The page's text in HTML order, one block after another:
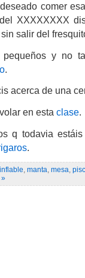
comer
XXXXXXXX
salir del
pequeños y no
.
acerca de una
en esta clase.
q todavia
inflable, manta, mesa,
»